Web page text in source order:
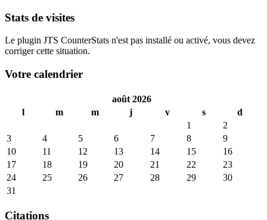
Stats de visites
Le plugin JTS CounterStats n'est pas installé ou activé, vous devez
corriger cette situation.
Votre calendrier
août 2026
l
m m j v s
d
1
2
3
4 5 6 7 8
9
10
11 12 13 14 15
16
17
18 19 20 21 22
23
24
25 26 27 28 29
30
31
Citations